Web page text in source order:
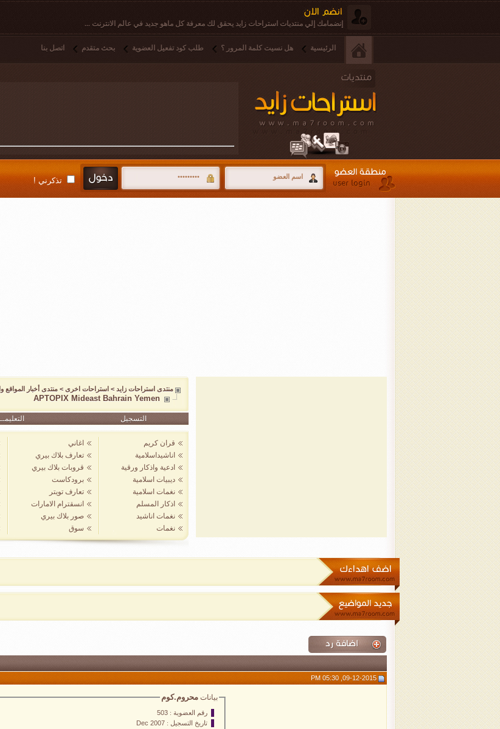
إنضمامك إلي منتديات استراحات زايد يحقق لك معرفة كل ماهو جديد في عالم الانترنت ...
الرئيسية هل نسيت كلمة المرور ؟ طلب كود تفعيل العضوية بحث متقدم اتصل بنا
تذكرني !
منتدى استراحات زايد > استراحات اخرى > منتدى أخبار المواقع
APTOPIX Mideast Bahrain Yemen
التسجيل
قران كريم
اناشيداسلامية
ادعية واذكار ورقية
ديبيات اسلامية
نغمات اسلامية
اذكار المسلم
نغمات اناشيد
نغمات
اغاني
تعارف بلاك بيري
قروبات بلاك بيري
برودكاست
تعارف تويتر
انسقترام الامارات
صور بلاك بيري
سوق
بيانات محروم.كوم
رقم العضوية : 503
تاريخ التسجيل : Dec 2007